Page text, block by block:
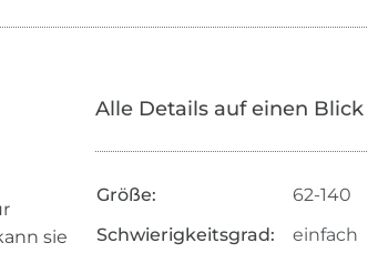
sie
Alle Details auf einen Blick
Größe:
62-140
Schwierigkeitsgrad:
einfach